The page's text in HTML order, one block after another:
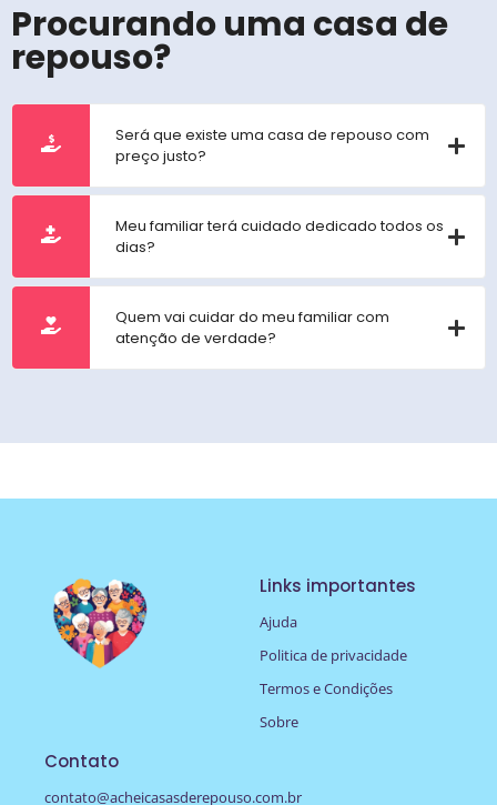
Procurando uma casa de
repouso?
Será que existe uma casa de repouso com
preço justo?
Meu familiar terá cuidado dedicado todos os
dias?
Quem vai cuidar do meu familiar com
atenção de verdade?
Links importantes
Ajuda
Politica de privacidade
Termos e Condições
Sobre
Contato
contato@acheicasasderepouso.com.br